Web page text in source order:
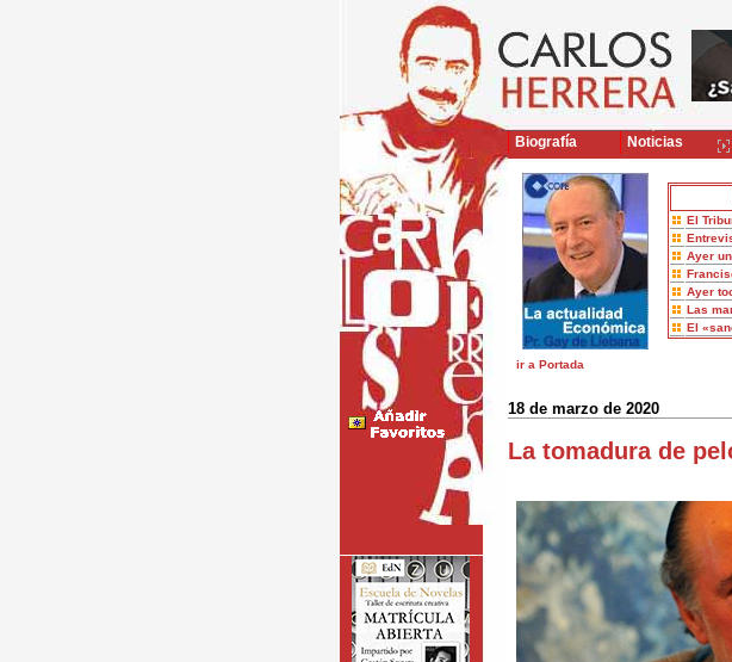
El
Ayer
Ayer
Las
El
ir a Portada
18 de marzo de 2020
La tomadura de
Biografía Noticias